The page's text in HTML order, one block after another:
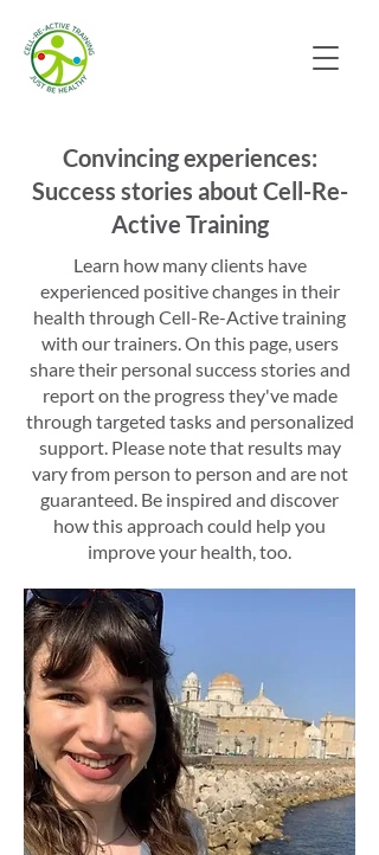
Convincing experiences:
Success stories about Cell-Re-
Active Training
Learn how many clients have
experienced positive changes in their
health through Cell-Re-Active training
with our trainers. On this page, users
share their personal success stories and
report on the progress they've made
through targeted tasks and personalized
support. Please note that results may
vary from person to person and are not
guaranteed. Be inspired and discover
how this approach could help you
improve your health, too.